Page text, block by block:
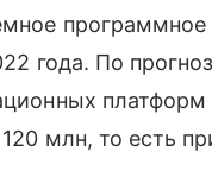
программное
года. По
платформ
млн, то есть